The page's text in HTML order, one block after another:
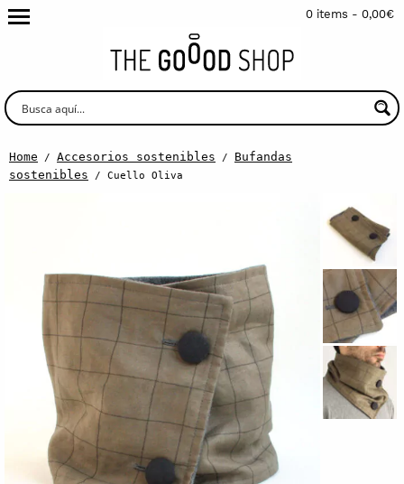
0 items - 0,00€
Home / Accesorios sostenibles / Bufandas
sostenibles / Cuello Oliva